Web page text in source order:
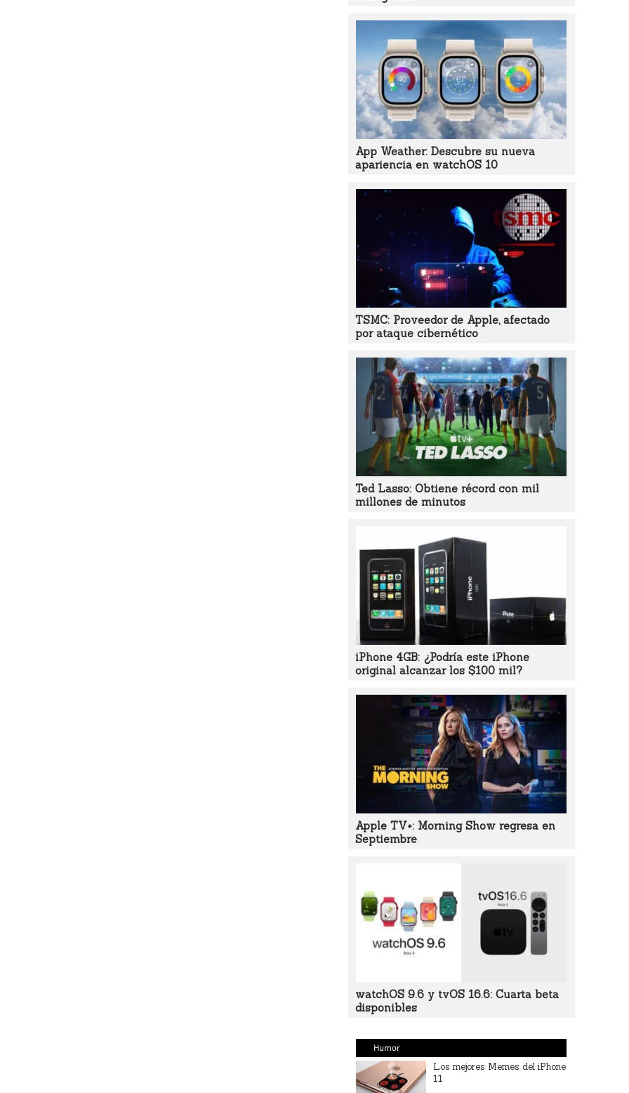
App Weather: Descubre su nueva
apariencia en watchOS 10
TSMC: Proveedor de Apple, afectado
por ataque cibernético
Ted Lasso: Obtiene récord con mil
millones de minutos
iPhone 4GB: ¿Podría este iPhone
original alcanzar los $100 mil?
Apple TV+: Morning Show regresa en
Septiembre
watchOS 9.6 y tvOS 16.6: Cuarta beta
disponibles
Humor
Los mejores Memes del iPhone
11